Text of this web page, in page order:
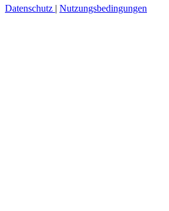
Datenschutz | Nutzungsbedingungen